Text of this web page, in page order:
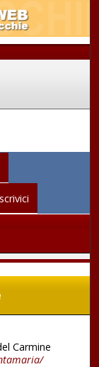
scrivici
Carmine